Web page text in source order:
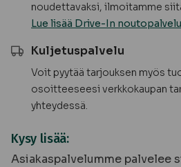
noudettavaksi, ilmoitamme
Lue lisää Drive-In
Kuljetuspalvelu
Voit pyytää tarjouksen myös
osoitteeseesi verkkokaupan
yhteydessä.
Kysy lisää:
Asiakaspalvelumme palvelee